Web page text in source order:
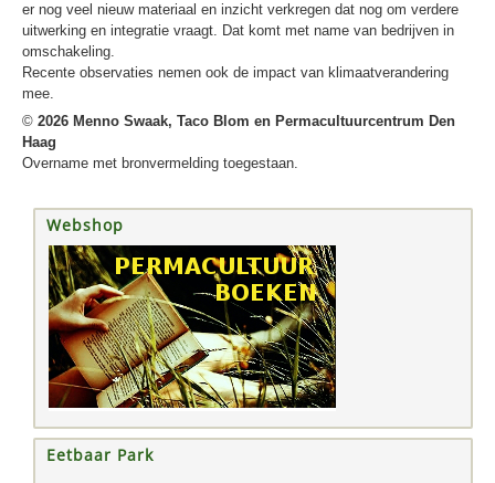
er nog veel nieuw materiaal en inzicht verkregen dat nog om verdere
uitwerking en integratie vraagt. Dat komt met name van bedrijven in
omschakeling.
Recente observaties nemen ook de impact van klimaatverandering
mee.
© 2026 Menno Swaak, Taco Blom en Permacultuurcentrum Den
Haag
Overname met bronvermelding toegestaan.
Webshop
Eetbaar Park